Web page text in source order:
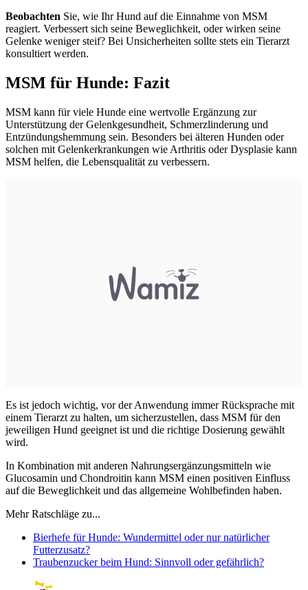
Beobachten Sie, wie Ihr Hund auf die Einnahme von MSM
reagiert. Verbessert sich seine Beweglichkeit, oder wirken seine
Gelenke weniger steif? Bei Unsicherheiten sollte stets ein Tierarzt
konsultiert werden.
MSM für Hunde: Fazit
MSM kann für viele Hunde eine wertvolle Ergänzung zur
Unterstützung der Gelenkgesundheit, Schmerzlinderung und
Entzündungshemmung sein. Besonders bei älteren Hunden oder
solchen mit Gelenkerkrankungen wie Arthritis oder Dysplasie kann
MSM helfen, die Lebensqualität zu verbessern.
Es ist jedoch wichtig, vor der Anwendung immer Rücksprache mit
einem Tierarzt zu halten, um sicherzustellen, dass MSM für den
jeweiligen Hund geeignet ist und die richtige Dosierung gewählt
wird.
In Kombination mit anderen Nahrungsergänzungsmitteln wie
Glucosamin und Chondroitin kann MSM einen positiven Einfluss
auf die Beweglichkeit und das allgemeine Wohlbefinden haben.
Mehr Ratschläge zu...
Bierhefe für Hunde: Wundermittel oder nur natürlicher
Futterzusatz?
Traubenzucker beim Hund: Sinnvoll oder gefährlich?